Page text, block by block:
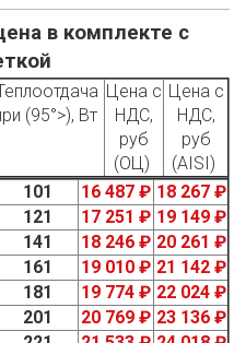
в комплекте с
(95°>), Вт
Цена с
НДС,
руб
(ОЦ)
Цена с
НДС,
руб
(AISI)
101 16 487 ₽ 18 267 ₽
121 17 251 ₽ 19 149 ₽
141 18 246 ₽ 20 261 ₽
161 19 010 ₽ 21 142 ₽
181 19 774 ₽ 22 024 ₽
201 20 769 ₽ 23 136 ₽